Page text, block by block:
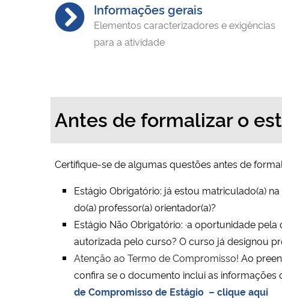
Informações gerais
Elementos caracterizadores e exigências
para a atividade
Antes de formalizar o
Certifique-se de algumas questões antes de
Estágio Obrigatório: já estou matriculado(a)
do(a) professor(a) orientador(a)?
Estágio Não Obrigatório: ·a oportunidade pela
autorizada pelo curso? O curso já designou
Atenção ao Termo de Compromisso! Ao
confira se o documento inclui as informações
de Compromisso de Estágio – clique aqui